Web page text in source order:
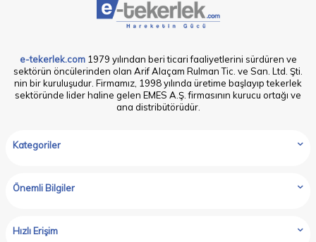
e-tekerlek.com1979 yılından beri ticari faaliyetlerini sürdüren ve
sektörün öncülerinden olan Arif Alaçam Rulman Tic. ve San. Ltd. Şti.
nin bir kuruluşudur. Firmamız, 1998 yılında üretime başlayıp tekerlek
sektöründe lider haline gelen EMES A.Ş. firmasının kurucu ortağı ve
ana distribütörüdür.
Kategoriler
Önemli Bilgiler
Hızlı Erişim